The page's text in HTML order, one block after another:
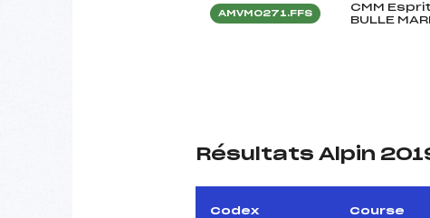
AMVM0271.FFS
CMM
BULLE
Résultats Alpin
Codex Course